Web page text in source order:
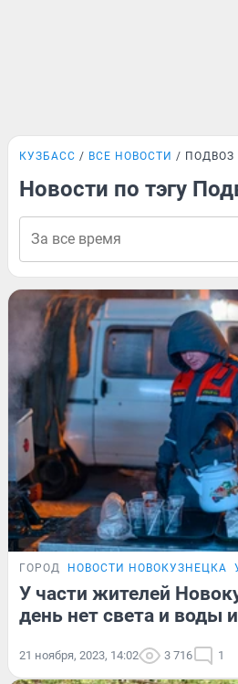
КУЗБАСС ВСЕ НОВОСТИ ПОДВОЗ
Новости по тэгу
ГОРОД НОВОСТИ НОВОКУЗНЕЦКА
У части жителей
день нет света и воды
21 ноября, 2023, 14:02 3 716 1